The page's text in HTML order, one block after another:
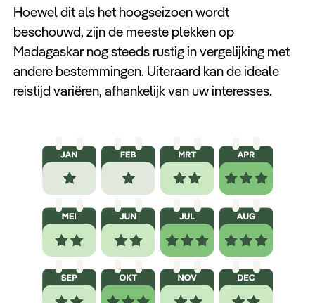
Hoewel dit als het hoogseizoen wordt
beschouwd, zijn de meeste plekken op
Madagaskar nog steeds rustig in vergelijking met
andere bestemmingen. Uiteraard kan de ideale
reistijd variëren, afhankelijk van uw interesses.